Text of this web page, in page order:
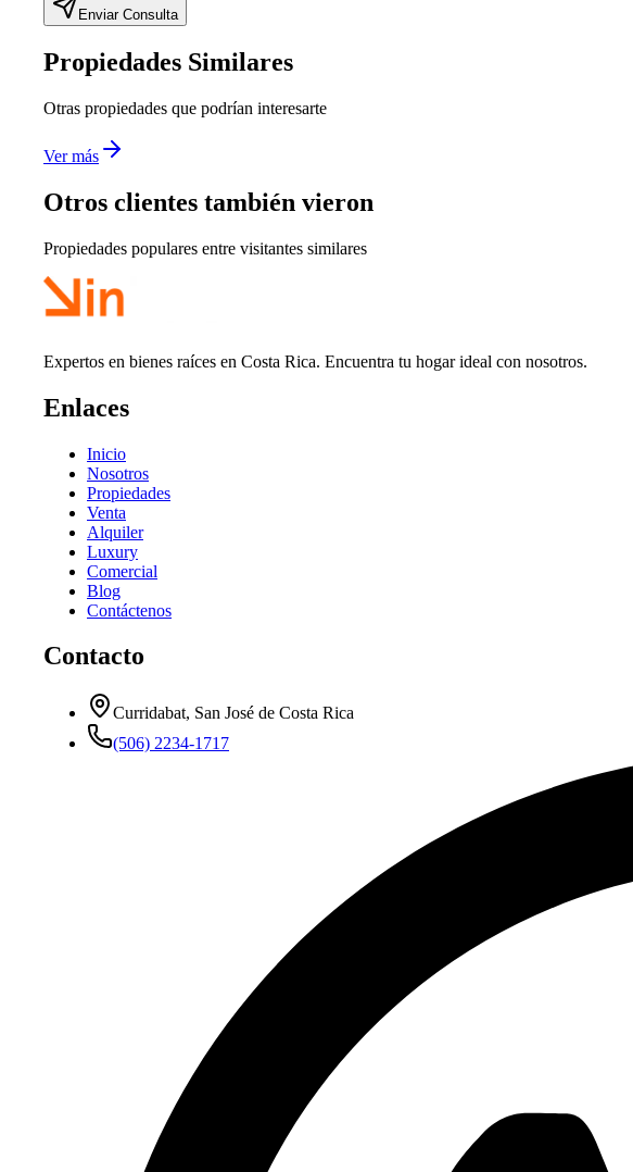
Enviar Consulta
Propiedades Similares
Otras propiedades que podrían interesarte
Ver más
Otros clientes también vieron
Propiedades populares entre visitantes similares
Expertos en bienes raíces en Costa Rica. Encuentra tu hogar ideal con nosotros.
Enlaces
Inicio
Nosotros
Propiedades
Venta
Alquiler
Luxury
Comercial
Blog
Contáctenos
Contacto
Curridabat, San José de Costa Rica
(506) 2234-1717